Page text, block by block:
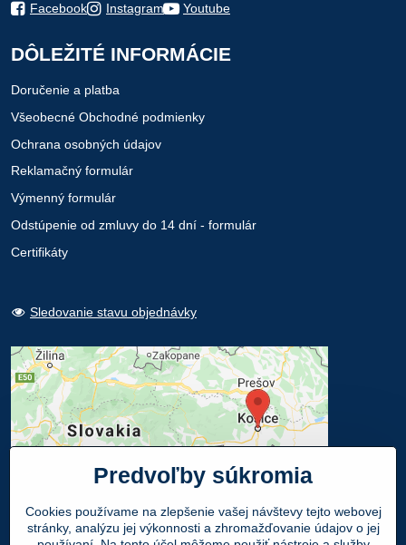
Facebook Instagram Youtube
DÔLEŽITÉ INFORMÁCIE
Doručenie a platba
Všeobecné Obchodné podmienky
Ochrana osobných údajov
Reklamačný formulár
Výmenný formulár
Odstúpenie od zmluvy do 14 dní - formulár
Certifikáty
Sledovanie stavu objednávky
Predvoľby súkromia
Cookies používame na zlepšenie vašej návštevy tejto webovej
stránky, analýzu jej výkonnosti a zhromažďovanie údajov o jej